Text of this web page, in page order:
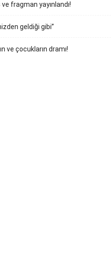
fragman yayınlandı!
geldiği gibi”
ve çocukların dramı!